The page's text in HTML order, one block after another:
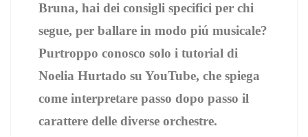
Bruna, hai dei consigli specifici per chi
segue, per ballare in modo piú musicale?
Purtroppo conosco solo i tutorial di
Noelia Hurtado su YouTube, che spiega
come interpretare passo dopo passo il
carattere delle diverse orchestre.